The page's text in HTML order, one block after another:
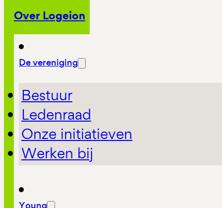
Over Logeion
De vereniging
Bestuur
Ledenraad
Onze initiatieven
Werken bij
Young